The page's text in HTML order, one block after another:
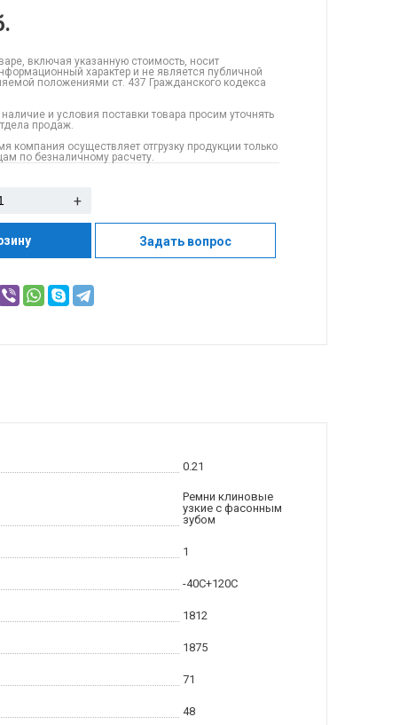
включая указанную стоимость, носит
характер и не является публичной
положениями ст. 437 Гражданского кодекса
и условия поставки товара просим уточнять
продаж.
компания осуществляет отгрузку продукции только
по безналичному расчету.
+
Задать вопрос
0.21
Ремни клиновые
узкие с фасонным
зубом
1
-40С+120С
1812
1875
71
48